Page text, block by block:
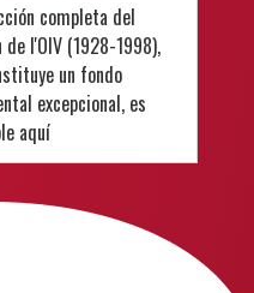
completa del
l'OIV (1928-1998),
un fondo
excepcional, es
aquí